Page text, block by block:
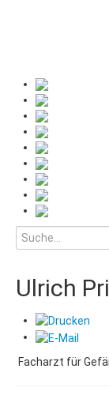
Ulrich
Facharzt für